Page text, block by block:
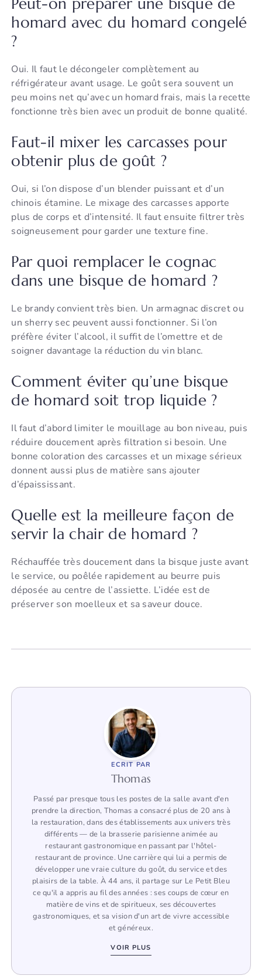
homard avec du homard congelé
?
Oui. Il faut le décongeler complètement au
réfrigérateur avant usage. Le goût sera souvent un
peu moins net qu’avec un homard frais, mais la recette
fonctionne très bien avec un produit de bonne qualité.
Faut-il mixer les carcasses pour
obtenir plus de goût ?
Oui, si l’on dispose d’un blender puissant et d’un
chinois étamine. Le mixage des carcasses apporte
plus de corps et d’intensité. Il faut ensuite filtrer très
soigneusement pour garder une texture fine.
Par quoi remplacer le cognac
dans une bisque de homard ?
Le brandy convient très bien. Un armagnac discret ou
un sherry sec peuvent aussi fonctionner. Si l’on
préfère éviter l’alcool, il suffit de l’omettre et de
soigner davantage la réduction du vin blanc.
Comment éviter qu’une bisque
de homard soit trop liquide ?
Il faut d’abord limiter le mouillage au bon niveau, puis
réduire doucement après filtration si besoin. Une
bonne coloration des carcasses et un mixage sérieux
donnent aussi plus de matière sans ajouter
d’épaississant.
Quelle est la meilleure façon de
servir la chair de homard ?
Réchauffée très doucement dans la bisque juste avant
le service, ou poêlée rapidement au beurre puis
déposée au centre de l’assiette. L’idée est de
préserver son moelleux et sa saveur douce.
ECRIT PAR
Thomas
Passé par presque tous les postes de la salle avant d'en
prendre la direction, Thomas a consacré plus de 20 ans à
la restauration, dans des établissements aux univers très
différents — de la brasserie parisienne animée au
restaurant gastronomique en passant par l'hôtel-
restaurant de province. Une carrière qui lui a permis de
développer une vraie culture du goût, du service et des
plaisirs de la table. À 44 ans, il partage sur Le Petit Bleu
ce qu'il a appris au fil des années : ses coups de cœur en
matière de vins et de spiritueux, ses découvertes
gastronomiques, et sa vision d'un art de vivre accessible
et généreux.
VOIR PLUS